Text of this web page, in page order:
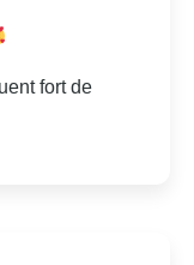
fort de